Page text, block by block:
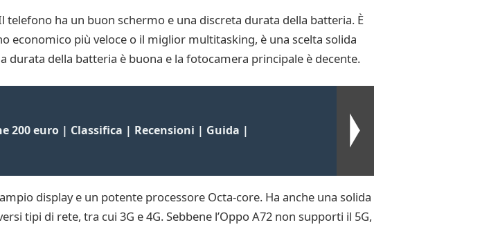
ha un buon schermo e una discreta durata della batteria. È
economico più veloce o il miglior multitasking, è una scelta solida
della batteria è buona e la fotocamera principale è decente.
200 euro | Classifica | Recensioni | Guida |
display e un potente processore Octa-core. Ha anche una solida
tipi di rete, tra cui 3G e 4G. Sebbene l’Oppo A72 non supporti il 5G,